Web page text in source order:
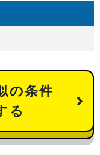
の条件
る